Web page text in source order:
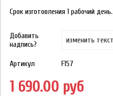
Срок изготовления 1 рабочий день.
Добавить
надпись?
Артикул F157
1 690.00 руб